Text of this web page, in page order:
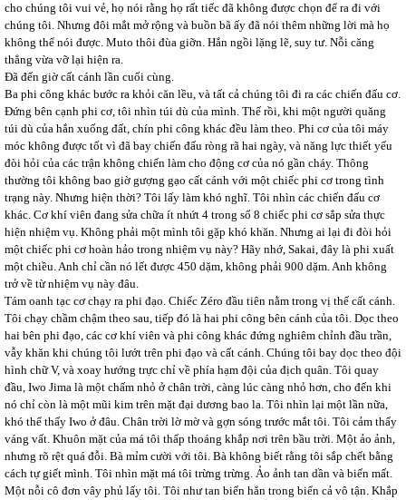
cho chúng tôi vui vẻ, họ nói rằng họ rất tiếc đã không được chọn để ra đi với
chúng tôi. Nhưng đôi mắt mở rộng và buồn bã ấy đã nói thêm những lời mà họ
không thể nói được. Muto thôi đùa giỡn. Hắn ngồi lặng lẽ, suy tư. Nỗi căng
thẳng vừa vỡ lại hiện ra.
Đã đến giờ cất cánh lần cuối cùng.
Ba phi công khác bước ra khỏi căn lều, và tất cả chúng tôi đi ra các chiến đấu cơ.
Đứng bên cạnh phi cơ, tôi nhìn túi dù của mình. Thế rồi, khi một người quăng
túi dù của hắn xuống đất, chín phi công khác đều làm theo. Phi cơ của tôi máy
móc không được tốt vì đã bay chiến đấu ròng rã hai ngày, và năng lực thiết yếu
đòi hỏi của các trận không chiến làm cho động cơ của nó gần cháy. Thông
thường tôi không bao giờ gượng gạo cất cánh với một chiếc phi cơ trong tình
trạng này. Nhưng hiện thời? Tôi lấy làm khó nghĩ. Tôi nhìn các chiến đấu cơ
khác. Cơ khí viên đang sửa chữa ít nhứt 4 trong số 8 chiếc phi cơ sắp sửa thực
hiện nhiệm vụ. Không phải một mình tôi gặp khó khăn. Nhưng ai lại đi đòi hỏi
một chiếc phi cơ hoàn hảo trong nhiệm vụ này? Hãy nhớ, Sakai, đây là phi xuất
một chiều. Anh chỉ cần nó lết được 450 dặm, không phải 900 dặm. Anh không
trở về từ nhiệm vụ này đâu.
Tám oanh tạc cơ chạy ra phi đạo. Chiếc Zéro đầu tiên nằm trong vị thế cất cánh.
Tôi chạy chầm chậm theo sau, tiếp đó là hai phi công bên cánh của tôi. Dọc theo
hai bên phi đạo, các cơ khí viên và phi công khác đứng nghiêm chỉnh đầu trần,
vẫy khăn khi chúng tôi lướt trên phi đạo và cất cánh. Chúng tôi bay dọc theo đội
hình chữ V, và xoay hướng trực chỉ về phía hạm đội của địch quân. Tôi quay
đầu, Iwo Jima là một chấm nhỏ ở chân trời, càng lúc càng nhỏ hơn, cho đến khi
nó chỉ còn là một mũi kim trên mặt đại dương bao la. Tôi nhìn lại một lần nữa,
khó thể thấy Iwo ở đâu. Chân trời lờ mờ và gợn sóng trước mắt tôi. Tôi cảm thấy
váng vất. Khuôn mặt của má tôi thấp thoáng khắp nơi trên bầu trời. Một ảo ảnh,
nhưng rõ rệt quá đỗi. Bà mỉm cười với tôi. Bà không biết rằng tôi sắp chết bằng
cách tự giết mình. Tôi nhìn mặt má tôi trừng trừng. Ảo ảnh tan dần và biến mất.
Một nỗi cô đơn vây phủ lấy tôi. Tôi như tan biến hẳn trong biển cả vô tận. Khắp